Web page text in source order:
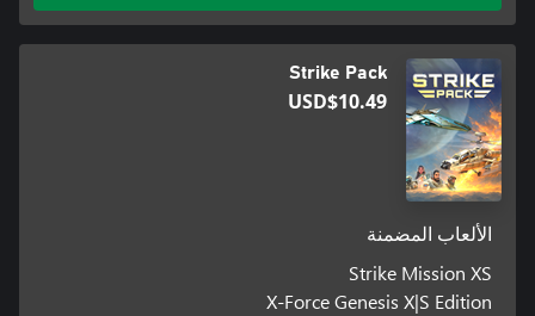
Strike Pack
USD$10.49
الألعاب المضمنة
Strike Mission XS
X-Force Genesis X|S Edition